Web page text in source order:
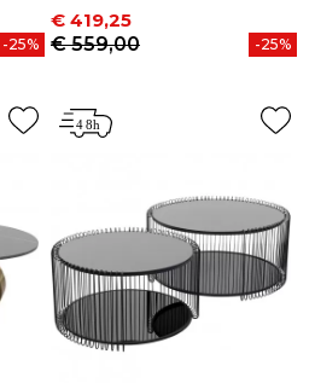
-25%
Prijs
€ 419,25
Normale prijs
€ 559,00
-25%